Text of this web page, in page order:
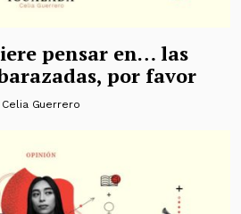
pensar en… las
por favor
Celia Guerrero